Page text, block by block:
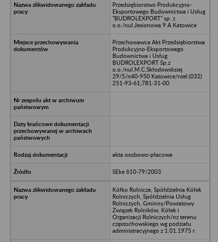
Przedsiębiorstwo Produkcyjno-
Eksportowego Budownictwa i Usług
"BUDROLEXPORT" sp. z
o.o./nul.Jesionowa 9 A Katowice
Przechowawca Akt Przedsiębiorstwa
Produkcyjno-Eksportowego
Budownictwa i Usług
BUDROLEXPORT Sp.z
o.o./nul.M.C.Skłodowsksiej
29/5/n40-950 Katowice/ntel.(032)
251-93-61;781-31-00
akta osobowo-płacowe
SEke 610-79/2003
Kółko Rolnicze, Spółdzielnia Kółek
Rolniczych, Spółdzielnia Usług
Rolniczych, Gminny/Powiatowy
Związek Rolników, Kółek i
Organizacji Rolniczych/nz terenu
częstochowskiego wg podziału
administracyjnego z 1.01.1975 r.